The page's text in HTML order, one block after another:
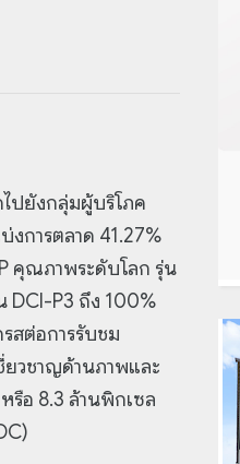
ปยังกลุ่มผู้บริโภค
งการตลาด 41.27%
คุณภาพระดับโลก รุ่น
DCI-P3 ถึง 100%
สต่อการรับชม
วชาญด้านภาพและ
รือ 8.3 ล้านพิกเซล